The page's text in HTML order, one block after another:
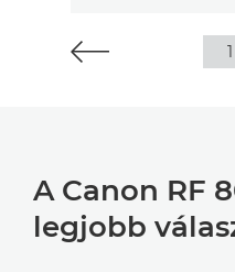
1
A Canon RF
legjobb